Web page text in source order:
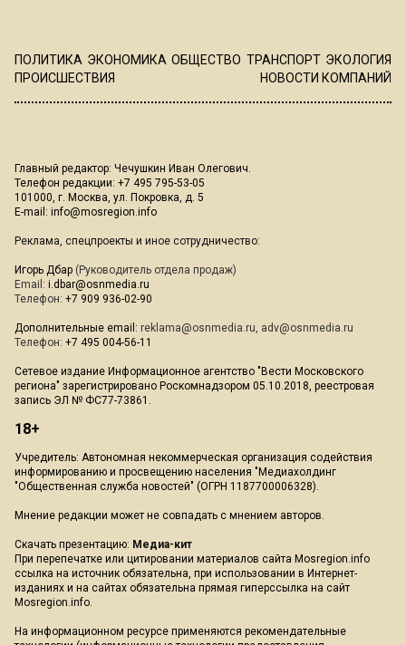
ПОЛИТИКА ЭКОНОМИКА ОБЩЕСТВО ТРАНСПОРТ ЭКОЛОГИЯ
ПРОИСШЕСТВИЯ
НОВОСТИ КОМПАНИЙ
Главный редактор: Чечушкин Иван Олегович.
Телефон редакции: +7 495 795-53-05
101000, г. Москва, ул. Покровка, д. 5
E-mail: info@mosregion.info
Реклама, спецпроекты и иное сотрудничество:
Игорь Дбар (Руководитель отдела продаж)
Email: i.dbar@osnmedia.ru
Телефон: +7 909 936-02-90
Дополнительные email: reklama@osnmedia.ru, adv@osnmedia.ru
Телефон: +7 495 004-56-11
Сетевое издание Информационное агентство "Вести Московского
региона" зарегистрировано Роскомнадзором 05.10.2018, реестровая
запись ЭЛ № ФС77-73861.
18+
Учредитель: Автономная некоммерческая организация содействия
информированию и просвещению населения "Медиахолдинг
"Общественная служба новостей" (ОГРН 1187700006328).
Мнение редакции может не совпадать с мнением авторов.
Скачать презентацию: Медиа-кит
При перепечатке или цитировании материалов сайта Mosregion.info
ссылка на источник обязательна, при использовании в Интернет-
изданиях и на сайтах обязательна прямая гиперссылка на сайт
Mosregion.info.
На информационном ресурсе применяются рекомендательные